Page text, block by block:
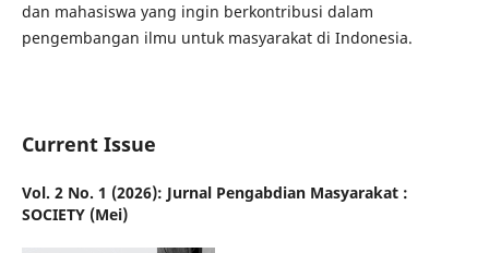
dan mahasiswa yang ingin berkontribusi dalam
pengembangan ilmu untuk masyarakat di Indonesia.
Current Issue
Vol. 2 No. 1 (2026): Jurnal Pengabdian Masyarakat :
SOCIETY (Mei)